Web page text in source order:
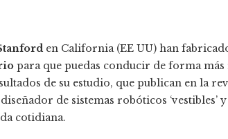
en California (EE UU) han
para que puedas conducir de forma
de su estudio, que publican en la
de sistemas robóticos ‘vestibles’
cotidiana.